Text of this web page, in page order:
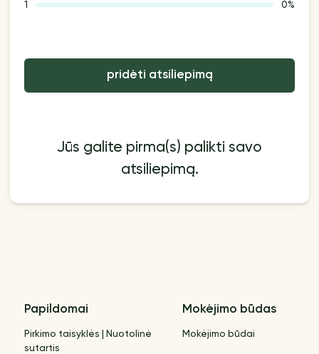
1 0%
pridėti atsiliepimą
Jūs galite pirma(s) palikti savo
atsiliepimą.
Papildomai
Pirkimo taisyklės | Nuotolinė
sutartis
Mokėjimo būdas
Mokėjimo būdai